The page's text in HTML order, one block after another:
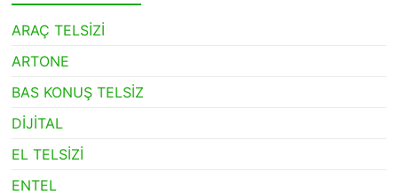
ARAÇ TELSİZİ
ARTONE
BAS KONUŞ TELSİZ
DİJİTAL
EL TELSİZİ
ENTEL